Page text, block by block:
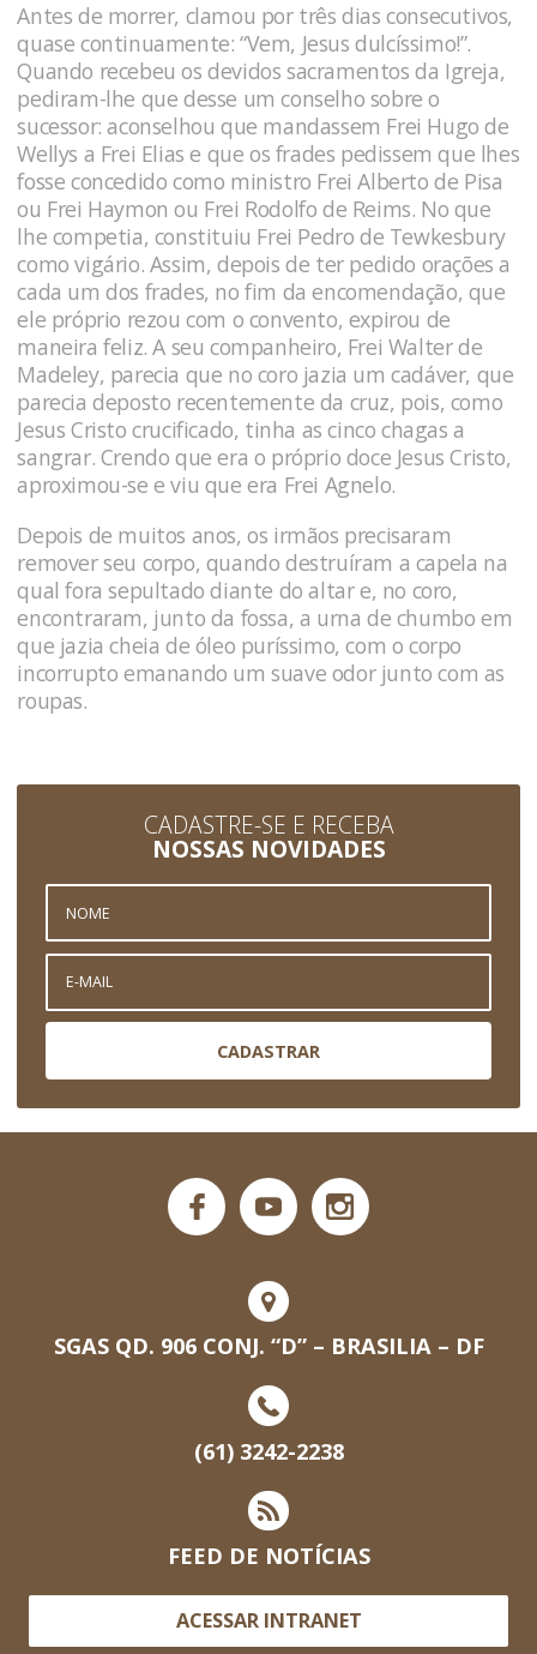
Antes de morrer, clamou por três dias consecutivos,
quase continuamente: “Vem, Jesus dulcíssimo!”.
Quando recebeu os devidos sacramentos da Igreja,
pediram-lhe que desse um conselho sobre o
sucessor: aconselhou que mandassem Frei Hugo de
Wellys a Frei Elias e que os frades pedissem que lhes
fosse concedido como ministro Frei Alberto de Pisa
ou Frei Haymon ou Frei Rodolfo de Reims. No que
lhe competia, constituiu Frei Pedro de Tewkesbury
como vigário. Assim, depois de ter pedido orações a
cada um dos frades, no fim da encomendação, que
ele próprio rezou com o convento, expirou de
maneira feliz. A seu companheiro, Frei Walter de
Madeley, parecia que no coro jazia um cadáver, que
parecia deposto recentemente da cruz, pois, como
Jesus Cristo crucificado, tinha as cinco chagas a
sangrar. Crendo que era o próprio doce Jesus Cristo,
aproximou-se e viu que era Frei Agnelo.
Depois de muitos anos, os irmãos precisaram
remover seu corpo, quando destruíram a capela na
qual fora sepultado diante do altar e, no coro,
encontraram, junto da fossa, a urna de chumbo em
que jazia cheia de óleo puríssimo, com o corpo
incorrupto emanando um suave odor junto com as
roupas.
CADASTRE-SE E RECEBA
NOSSAS NOVIDADES
CADASTRAR
SGAS QD. 906 CONJ. “D” – BRASILIA – DF
(61) 3242-2238
FEED DE NOTÍCIAS
ACESSAR INTRANET